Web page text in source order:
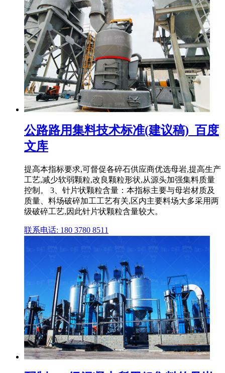
公路路用集料技术标准(建议稿)_百度
文库
提高本指标要求,可督促各碎石供应商优选母岩,提高生产
工艺,减少软弱颗粒,改良颗粒形状,从源头加强集料质量
控制。 3、针片状颗粒含量：本指标主要与母岩材质及
质量、料场破碎加工工艺有关,区内主要料场大多采用两
级破碎工艺,因此针片状颗粒含量较大。
联系电话: 180 3780 8511